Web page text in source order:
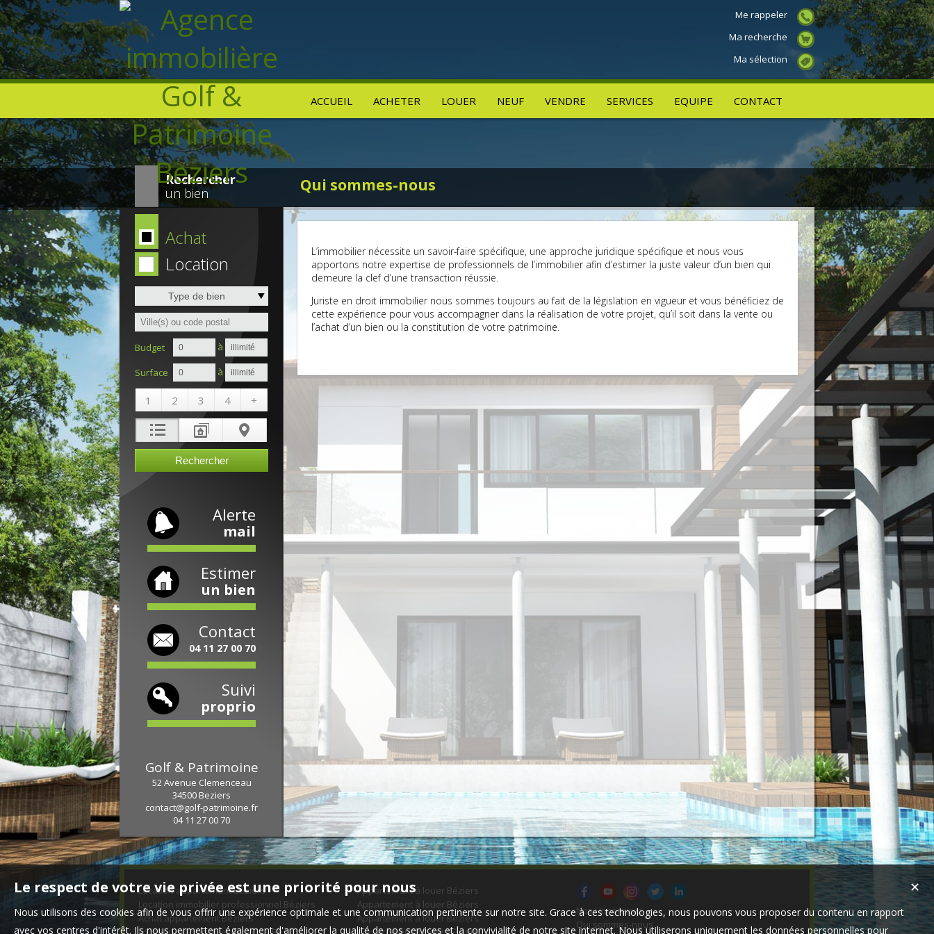
ACCUEIL ACHETER LOUER NEUF VENDRE SERVICES EQUIPE CONTACT
Me rappeler
Ma recherche
Ma sélection
Rechercher
un bien
Qui sommes-nous
Achat
Location
Type de bien
Budget à
Surface à
1 2 3 4 +
Alerte
mail
Estimer
un bien
Contact
04 11 27 00 70
Suivi
proprio
Golf & Patrimoine
52 Avenue Clemenceau
34500 Beziers
contact@golf-patrimoine.fr
04 11 27 00 70
L’immobilier nécessite un savoir-faire spécifique, une approche juridique spécifique et nous vous
apportons notre expertise de professionnels de l’immobilier afin d’estimer la juste valeur d’un bien qui
demeure la clef d’une transaction réussie.
Juriste en droit immobilier nous sommes toujours au fait de la législation en vigueur et vous bénéficiez de
cette expérience pour vous accompagner dans la réalisation de votre projet, qu’il soit dans la vente ou
l’achat d’un bien ou la constitution de votre patrimoine.
Location appartement Béziers
Location immobilier professionnel Béziers
Achat appartement Béziers
Appartement à louer Béziers
Appartement à louer Béziers
Appartement à louer Béziers
Nos Honoraires
Qui sommes-nous
✕
Le respect de votre vie privée est une priorité pour nous
Nous utilisons des cookies afin de vous offrir une expérience optimale et une communication pertinente sur notre site. Grace à ces technologies, nous pouvons vous proposer du contenu en rapport
avec vos centres d'intérêt. Ils nous permettent également d'améliorer la qualité de nos services et la convivialité de notre site internet. Nous utiliserons uniquement les données personnelles pour